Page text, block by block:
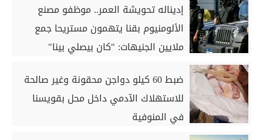
إديناله تحويشة العمر.. موظفو مصنع
الألومنيوم بقنا يتهمون مستريحا جمع
ملايين الجنيهات: "كان بيصلي بينا"
ضبط 60 كيلو دواجن محقونة وغير صالحة
للاستهلاك الآدمي داخل محل بقويسنا
في المنوفية